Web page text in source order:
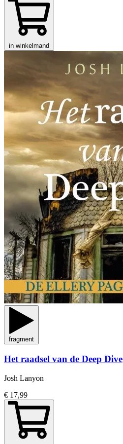
in winkelmand
fragment
Het raadsel van de Deep Dive
Josh Lanyon
€ 17,99